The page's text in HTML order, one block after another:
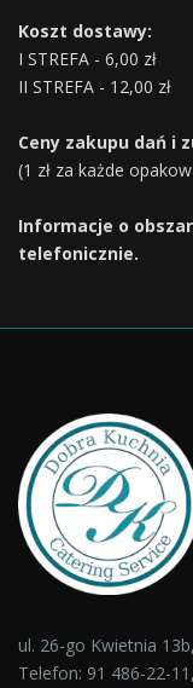
Koszt dostawy:
I STREFA - 6,00 zł
II STREFA - 12,00 zł
Ceny zakupu dań i
(1 zł za każde
Informacje o
telefonicznie.
ul. 26-go Kwietnia
Telefon: 91 486-22-11 ,